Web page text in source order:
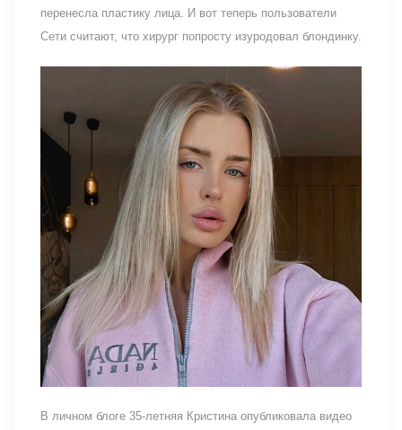
перенесла пластику лица. И вот теперь пользователи
Сети считают, что хирург попросту изуродовал блондинку.
В личном блоге 35-летняя Кристина опубликовала видео